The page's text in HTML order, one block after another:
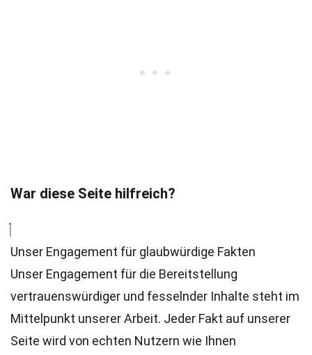
War diese Seite hilfreich?
Unser Engagement für glaubwürdige Fakten
Unser Engagement für die Bereitstellung
vertrauenswürdiger und fesselnder Inhalte steht im
Mittelpunkt unserer Arbeit. Jeder Fakt auf unserer
Seite wird von echten Nutzern wie Ihnen